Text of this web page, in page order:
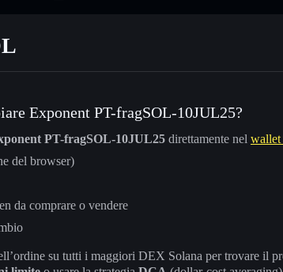
Exponent PT-fragSOL-10JUL25?
PT-fragSOL-10JUL25 direttamente nel wallet
del browser)
da comprare o vendere
su tutti i maggiori DEX Solana per trovare il